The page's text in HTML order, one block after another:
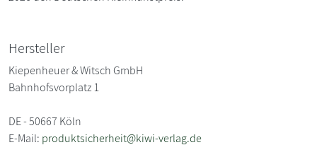
Hersteller
Kiepenheuer & Witsch GmbH
Bahnhofsvorplatz 1
DE - 50667 Köln
E-Mail: produktsicherheit@kiwi-verlag.de